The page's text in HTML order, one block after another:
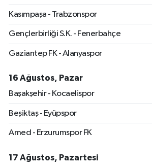
Kasımpaşa - Trabzonspor
Gençlerbirliği S.K. - Fenerbahçe
Gaziantep FK - Alanyaspor
16 Ağustos, Pazar
Başakşehir - Kocaelispor
Beşiktaş - Eyüpspor
Amed - Erzurumspor FK
17 Ağustos, Pazartesi